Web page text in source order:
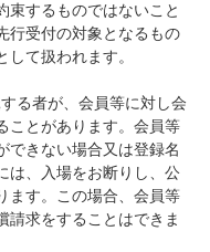
束するものではないこと
行受付の対象となるもの
て扱われます。
る者が、会員等に対し会
ことがあります。会員等
できない場合又は登録名
は、入場をお断りし、公
ます。この場合、会員等
請求をすることはできま